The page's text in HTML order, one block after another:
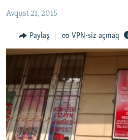
FƏRQƏ BAX
QANUNI DOĞRU
ARAŞDIRMA
MULTIMEDIA
VIDEO
FOTOQALEREYA
İNFOQRAFIKA
RADIO ARXIV
OXU ZALI
AZƏRBAYCAN ƏDƏBIYYATI KITABXANASI
HAQQIMIZDA
MISSIYAMIZ
BIZI IZLƏ
Avqust 21, 2015
Paylaş VPN-siz açmaq